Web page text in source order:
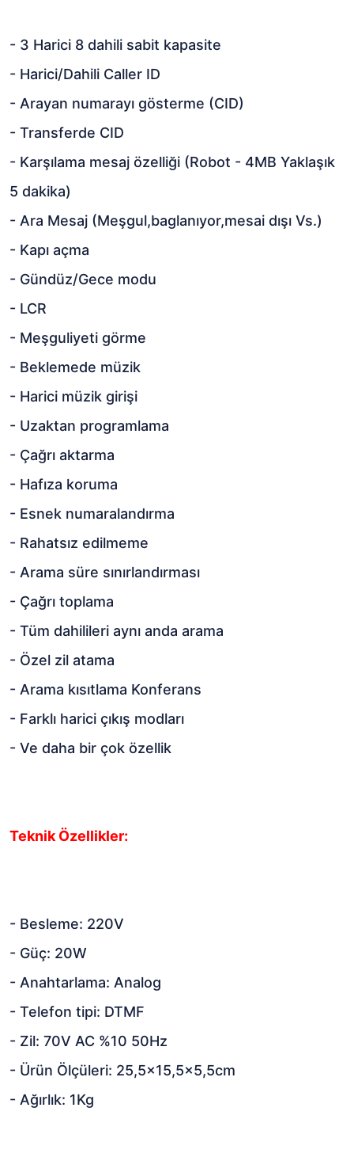
- 3 Harici 8 dahili sabit kapasite
- Harici/Dahili Caller ID
- Arayan numarayı gösterme (CID)
- Transferde CID
- Karşılama mesaj özelliği (Robot - 4MB Yaklaşık
5 dakika)
- Ara Mesaj (Meşgul,baglanıyor,mesai dışı Vs.)
- Kapı açma
- Gündüz/Gece modu
- LCR
- Meşguliyeti görme
- Beklemede müzik
- Harici müzik girişi
- Uzaktan programlama
- Çağrı aktarma
- Hafıza koruma
- Esnek numaralandırma
- Rahatsız edilmeme
- Arama süre sınırlandırması
- Çağrı toplama
- Tüm dahilileri aynı anda arama
- Özel zil atama
- Arama kısıtlama Konferans
- Farklı harici çıkış modları
- Ve daha bir çok özellik
Teknik Özellikler:
- Besleme: 220V
- Güç: 20W
- Anahtarlama: Analog
- Telefon tipi: DTMF
- Zil: 70V AC %10 50Hz
- Ürün Ölçüleri: 25,5x15,5x5,5cm
- Ağırlık: 1Kg